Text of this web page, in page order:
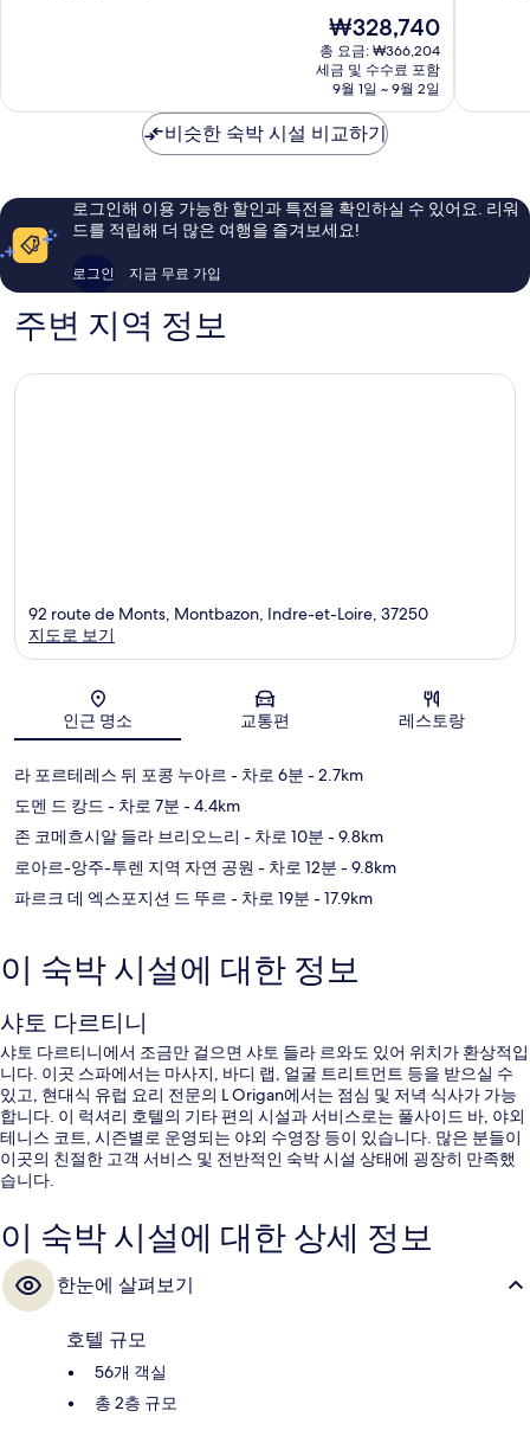
최
이
후
기
현
재
요
금
₩328,740
₩328,740
총 요금: ₩366,204
세금 및 수수료 포함
9월 1일 ~ 9월 2일
최
이
용
비슷한 숙박 시설 비교하기
로그인해 이용 가능한 할인과 특전을 확인하실 수 있어요. 리워
드를 적립해 더 많은 여행을 즐겨보세요!
로그인 지금 무료 가입
주변 지역 정보
지도
92 route de Monts, Montbazon, Indre-et-Loire, 37250
지도로 보기
인근 명소 교통편 레스토랑
라 포르테레스 뒤 포콩 누아르 - 차로 6분 - 2.7km
도멘 드 캉드 - 차로 7분 - 4.4km
존 코메흐시알 들라 브리오느리 - 차로 10분 - 9.8km
로아르-앙주-투렌 지역 자연 공원 - 차로 12분 - 9.8km
파르크 데 엑스포지션 드 뚜르 - 차로 19분 - 17.9km
이 숙박 시설에 대한 정보
샤토 다르티니
샤토 다르티니에서 조금만 걸으면 샤토 들라 르와도 있어 위치가 환상적입
니다. 이곳 스파에서는 마사지, 바디 랩, 얼굴 트리트먼트 등을 받으실 수
있고, 현대식 유럽 요리 전문의 L Origan에서는 점심 및 저녁 식사가 가능
합니다. 이 럭셔리 호텔의 기타 편의 시설과 서비스로는 풀사이드 바, 야외
테니스 코트, 시즌별로 운영되는 야외 수영장 등이 있습니다. 많은 분들이
이곳의 친절한 고객 서비스 및 전반적인 숙박 시설 상태에 굉장히 만족했
습니다.
이 숙박 시설에 대한 상세 정보
한눈에 살펴보기
호텔 규모
56개 객실
총 2층 규모